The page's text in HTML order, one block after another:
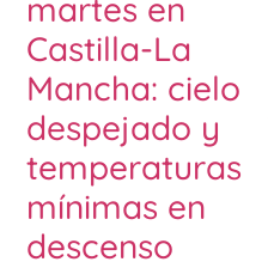
martes en
Castilla-La
Mancha: cielo
despejado y
temperaturas
mínimas en
descenso